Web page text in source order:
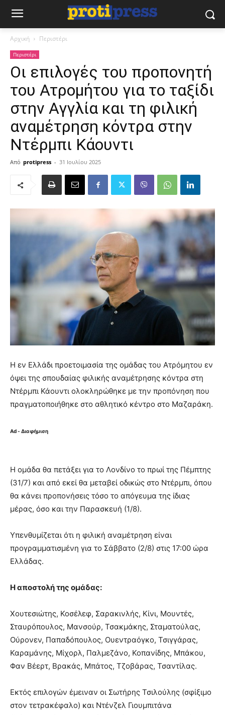
Αρχική Περιστέρι
Περιστέρι
Οι επιλογές του προπονητή
του Ατρομήτου για το ταξίδι
στην Αγγλία και τη φιλική
αναμέτρηση κόντρα στην
Ντέρμπι Κάουντι
Από protipress - 31 Ιουλίου 2025
Η εν Ελλάδι προετοιμασία της ομάδας του Ατρόμητου εν
όψει της σπουδαίας φιλικής αναμέτρησης κόντρα στη
Ντέρμπι Κάουντι ολοκληρώθηκε με την προπόνηση που
πραγματοποιήθηκε στο αθλητικό κέντρο στο Μαζαράκη.
Ad - Διαφήμιση
Η ομάδα θα πετάξει για το Λονδίνο το πρωί της Πέμπτης
(31/7) και από εκεί θα μεταβεί οδικώς στο Ντέρμπι, όπου
θα κάνει προπονήσεις τόσο το απόγευμα της ίδιας
μέρας, όσο και την Παρασκευή (1/8).
Υπενθυμίζεται ότι η φιλική αναμέτρηση είναι
προγραμματισμένη για το Σάββατο (2/8) στις 17:00 ώρα
Ελλάδας.
Η αποστολή της ομάδας:
Χουτεσιώτης, Κοσέλεφ, Σαρακινλής, Κίνι, Μουντές,
Σταυρόπουλος, Μανσούρ, Τσακμάκης, Σταματούλας,
Ούρονεν, Παπαδόπουλος, Ουεντραόγκο, Τσιγγάρας,
Καραμάνης, Μίχορλ, Παλμεζάνο, Κοπανίδης, Μπάκου,
Φαν Βέερτ, Βρακάς, Μπάτος, Τζοβάρας, Τσαντίλας.
Εκτός επιλογών έμειναν οι Σωτήρης Τσιλούλης (σφίξιμο
στον τετρακέφαλο) και Ντένζελ Γιουμπιτάνα